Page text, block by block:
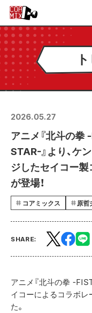
2026.05.27
アニメ『北斗の拳
STAR-』より、ケ
ジしたセイコー
が登場！
コアミックス 原哲
SHARE:
アニメ『北斗の拳 -
イコーによるコラボレ
た。